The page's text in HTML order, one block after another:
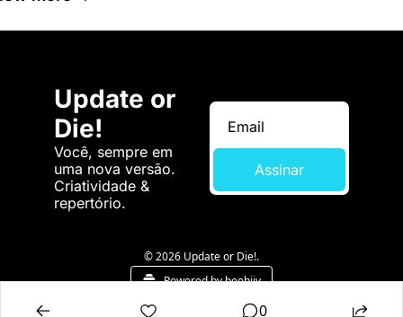
Update or
Die!
Você, sempre em
uma nova versão.
Criatividade &
repertório.
Assinar
© 2026 Update or Die!.
Powered by beehiiv
0